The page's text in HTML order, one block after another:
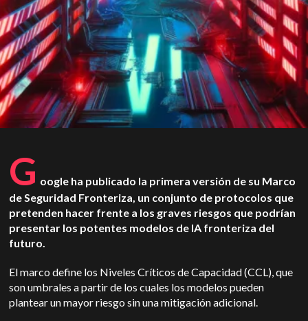
G oogle ha publicado la primera versión de su Marco
de Seguridad Fronteriza, un conjunto de protocolos que
pretenden hacer frente a los graves riesgos que podrían
presentar los potentes modelos de IA fronteriza del
futuro.
El marco define los Niveles Críticos de Capacidad (CCL), que
son umbrales a partir de los cuales los modelos pueden
plantear un mayor riesgo sin una mitigación adicional.